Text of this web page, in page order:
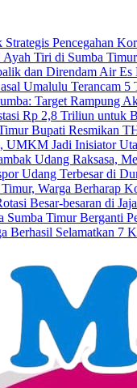
Strategis Pencegahan
Ayah Tiri di Sumba
dan Direndam Air Es
Umalulu Terancam 5
Target Rampung
Rp 2,8 Triliun untuk
Bupati Resmikan
UMKM Jadi Inisiator
Udang Raksasa,
Udang Terbesar di
Warga Berharap
Besar-besaran di
Sumba Timur Berganti
Berhasil Selamatkan 7